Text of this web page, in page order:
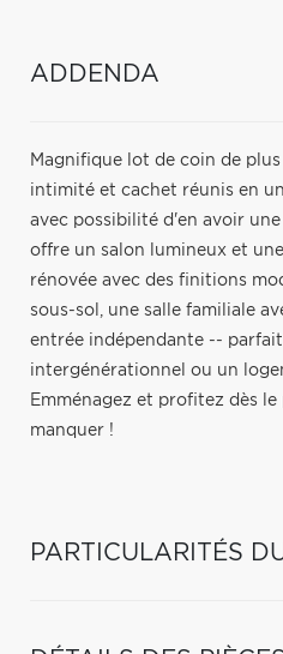
ADDENDA
Magnifique lot de coin de
intimité et cachet réunis en
avec possibilité d'en avoir
offre un salon lumineux et
rénovée avec des finitions
sous-sol, une salle familiale
entrée indépendante --
intergénérationnel ou un
Emménagez et profitez dès
manquer !
PARTICULARITÉS